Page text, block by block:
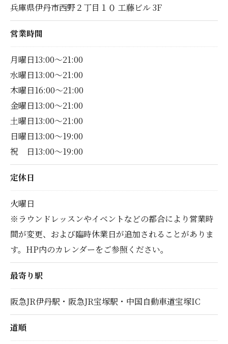
兵庫県伊丹市西野２丁目１０ 工藤ビル 3F
営業時間
月曜日13:00～21:00
水曜日13:00～21:00
木曜日16:00～21:00
金曜日13:00～21:00
土曜日13:00～21:00
日曜日13:00～19:00
祝 日13:00～19:00
定休日
火曜日
※ラウンドレッスンやイベントなどの都合により営業時
間が変更、および臨時休業日が追加されることがありま
す。HP内のカレンダーをご参照ください。
最寄り駅
阪急JR伊丹駅・阪急JR宝塚駅・中国自動車道宝塚IC
道順